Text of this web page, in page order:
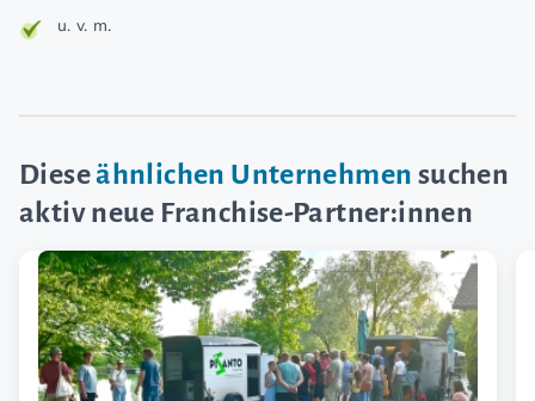
u. v. m.
Dieseähnlichen Unternehmen suchen
aktiv neue Franchise-Partner:innen